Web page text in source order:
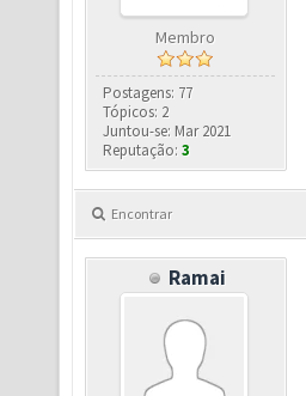
Membro
Postagens: 77
Tópicos: 2
Juntou-se: Mar 2021
Reputação:3
Encontrar
Ramai